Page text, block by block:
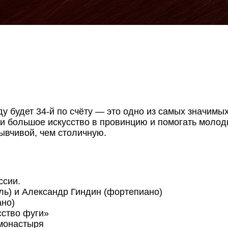
будет 34-й по счёту — это одно из самых
большое искусство в провинцию и помогать
чем столичную.
и Александр Гиндин (фортепиано)
фуги»